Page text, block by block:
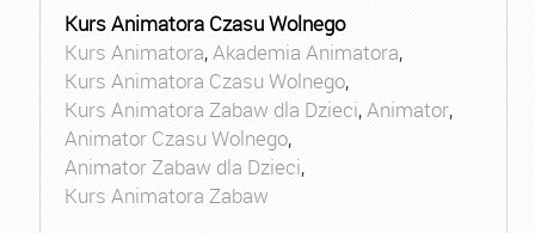
Kurs Animatora Czasu Wolnego
Kurs Animatora,Akademia Animatora,
Kurs Animatora Czasu Wolnego,
Kurs Animatora Zabaw dla Dzieci,Animator,
Animator Czasu Wolnego,
Animator Zabaw dla Dzieci,
Kurs Animatora Zabaw